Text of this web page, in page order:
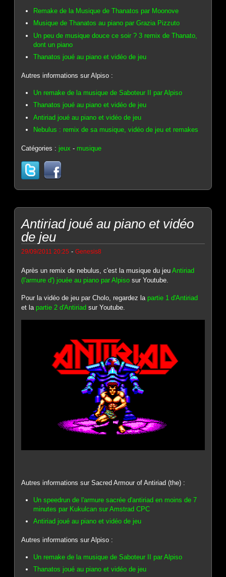
Remake de la Musique de Thanatos par Moonove
Musique de Thanatos au piano par Grazia Pizzuto
Un peu de musique douce ce soir ? 3 remix de Thanato,
dont un piano
Thanatos joué au piano et vidéo de jeu
Autres informations sur Alpiso :
Un remake de la musique de Saboteur II par Alpiso
Thanatos joué au piano et vidéo de jeu
Antiriad joué au piano et vidéo de jeu
Nebulus : remix de sa musique, vidéo de jeu et remakes
Catégories :jeux - musique
Antiriad joué au piano et vidéo
de jeu
29/09/2011 20:25 -Genesis8
Après un remix de nebulus, c'est la musique du jeuAntiriad
(l'armure d') jouée au piano par Alpiso sur Youtube.
Pour la vidéo de jeu par Cholo, regardez lapartie 1 d'Antiriad
et lapartie 2 d'Antiriad sur Youtube.
Autres informations sur Sacred Armour of Antiriad (the) :
Un speedrun de l'armure sacrée d'antiriad en moins de 7
minutes par Kukulcan sur Amstrad CPC
Antiriad joué au piano et vidéo de jeu
Autres informations sur Alpiso :
Un remake de la musique de Saboteur II par Alpiso
Thanatos joué au piano et vidéo de jeu